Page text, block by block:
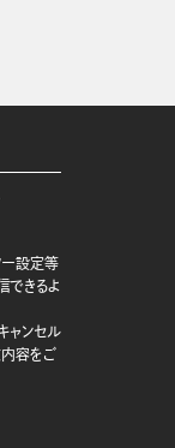
ー設定等
できるよ
ャンセル
内容をご